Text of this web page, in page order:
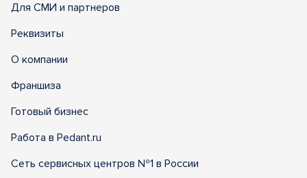
Для СМИ и партнеров
Реквизиты
О компании
Франшиза
Готовый бизнес
Работа в Pedant.ru
Сеть сервисных центров №1 в России